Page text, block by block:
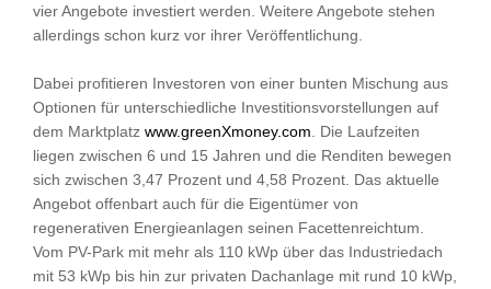
vier Angebote investiert werden. Weitere Angebote stehen
allerdings schon kurz vor ihrer Veröffentlichung.
Dabei profitieren Investoren von einer bunten Mischung aus
Optionen für unterschiedliche Investitionsvorstellungen auf
dem Marktplatz www.greenXmoney.com . Die Laufzeiten
liegen zwischen 6 und 15 Jahren und die Renditen bewegen
sich zwischen 3,47 Prozent und 4,58 Prozent. Das aktuelle
Angebot offenbart auch für die Eigentümer von
regenerativen Energieanlagen seinen Facettenreichtum.
Vom PV-Park mit mehr als 110 kWp über das Industriedach
mit 53 kWp bis hin zur privaten Dachanlage mit rund 10 kWp,